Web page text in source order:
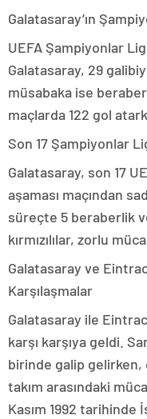
Galatasaray’ın
UEFA Şampiyonlar
Galatasaray, 29
müsabaka ise
maçlarda 122 gol
Son 17 Şampiyonlar
Galatasaray, son 17
aşaması maçından
süreçte 5 beraberlik
kırmızılılar, zorlu
Galatasaray ve
Karşılaşmalar
Galatasaray ile
karşı karşıya geldi.
birinde galip gelirken,
takım arasındaki
Kasım 1992 tarihinde